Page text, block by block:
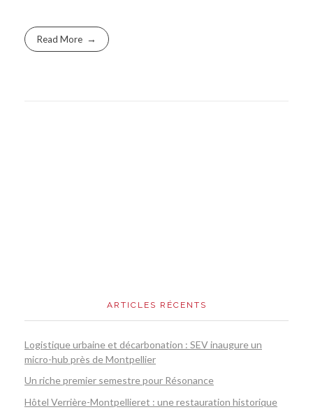
Read More
ARTICLES RÉCENTS
Logistique urbaine et décarbonation : SEV inaugure un
micro-hub près de Montpellier
Un riche premier semestre pour Résonance
Hôtel Verrière-Montpellieret : une restauration historique